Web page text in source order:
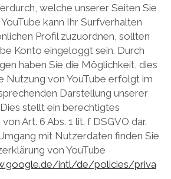
welche unserer Seiten Sie
kann Ihr Surfverhalten
Profil zuzuordnen, sollten
Konto eingeloggt sein. Durch
haben Sie die Möglichkeit, dies
Nutzung von YouTube erfolgt im
Darstellung unserer
stellt ein berechtigtes
Art. 6 Abs. 1 lit. f DSGVO dar.
mit Nutzerdaten finden Sie
von YouTube
intl/de/policies/priva